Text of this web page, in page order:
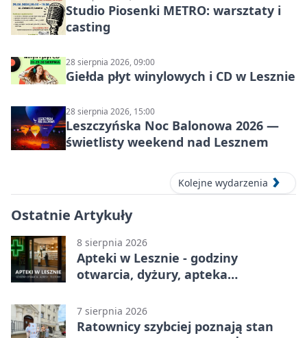
Studio Piosenki METRO: warsztaty i
casting
28 sierpnia 2026, 09:00
Giełda płyt winylowych i CD w Lesznie
28 sierpnia 2026, 15:00
Leszczyńska Noc Balonowa 2026 —
świetlisty weekend nad Lesznem
Kolejne wydarzenia
Ostatnie Artykuły
8 sierpnia 2026
Apteki w Lesznie - godziny
otwarcia, dyżury, apteka
7 sierpnia 2026
Ratownicy szybciej poznają stan